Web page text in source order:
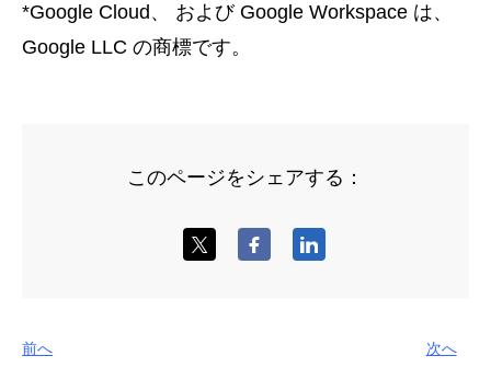
*Google Cloud、 および Google Workspace は、
Google LLC の商標です。
このページをシェアする：
前へ 次へ